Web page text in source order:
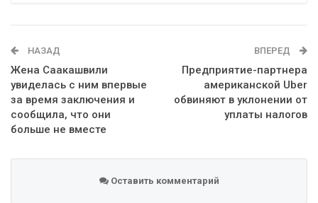
НАЗАД
Жена Саакашвили
увиделась с ним впервые
за время заключения и
сообщила, что они
больше не вместе
ВПЕРЕД
Предприятие-партнера
американской Uber
обвиняют в уклонении от
уплаты налогов
Оставить комментарий